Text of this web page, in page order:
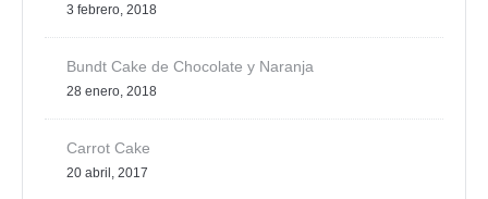
3 febrero, 2018
Bundt Cake de Chocolate y Naranja
28 enero, 2018
Carrot Cake
20 abril, 2017